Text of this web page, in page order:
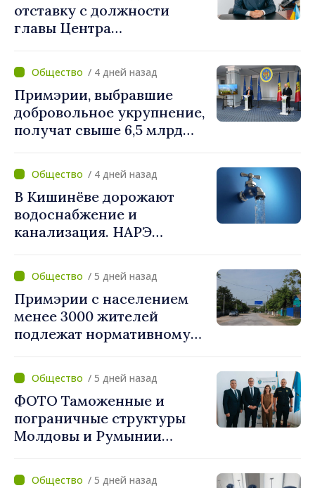
отставку с должности
главы Центра
коммуникации и
противодействия
дезинформации
/ 4 дней назад
Примэрии, выбравшие
добровольное укрупнение,
получат свыше 6,5 млрд
«Правительство
предоставляет примэриям,
которые добровольно
объединяются,
беспрецедентный
/ 4 дней назад
В Кишинёве дорожают
водоснабжение и
канализация. НАРЭ
/ 5 дней назад
Примэрии с населением
менее 3000 жителей
подлежат нормативному
«Реформу нужно
завершить этой осенью»
/ 5 дней назад
ФОТО Таможенные и
пограничные структуры
Молдовы и Румынии
по разгрузке движения на
/ 5 дней назад